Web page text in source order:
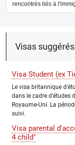
rencontrés liés à
Visas suggérés
Visa Student (ex
Le visa britannique
dans le cadre d'études
Royaume-Uni. La
suivi.
Visa parental
4 child"